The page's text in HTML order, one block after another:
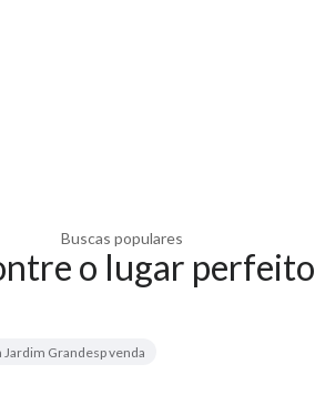
Buscas populares
o lugar perfeito
Jardim Grandesp venda